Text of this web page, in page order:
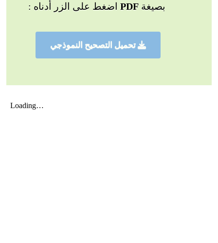
بصيغة PDF اضغط على الزر أدناه :
تحميل التصحيح النموذجي